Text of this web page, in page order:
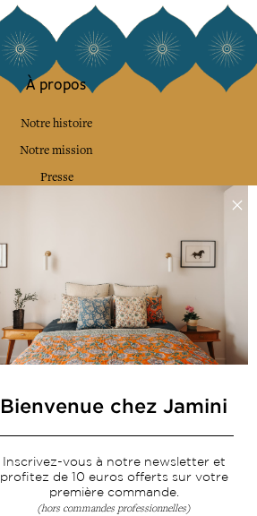
À propos
Notre histoire
Notre mission
Presse
Collections
Déco & Linge de maison
Linge de table
Sacs & pochettes
Services
Livraison & retour
CGV
Bienvenue chez Jamini
Inscrivez-vous à notre newsletter et
profitez de 10 euros offerts sur votre
première commande.
(hors commandes professionnelles)